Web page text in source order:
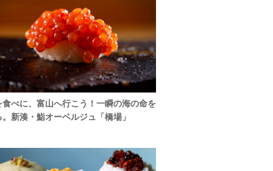
食べに、富山へ行こう！一瞬の海の命を
。新湊・鮨オーベルジュ「橋場」